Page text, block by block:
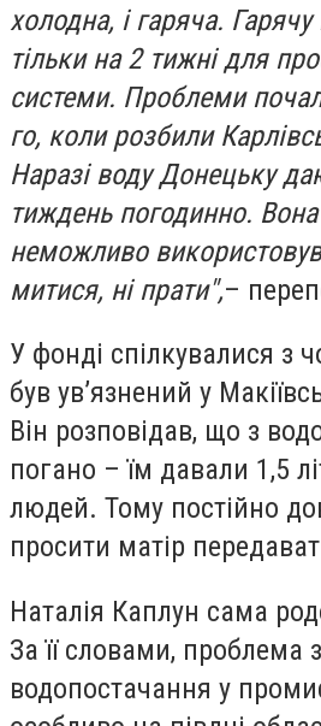
холодна, і гаряча.
тільки на 2 тижні для
системи. Проблеми
го, коли розбили
Наразі воду Донецьку
тиждень погодинно. Вона
неможливо
митися, ні прати",–
У фонді спілкувалися з
був ув’язнений у
Він розповідав, що з
погано – їм давали 1,5
людей. Тому постійно
просити матір
Наталія Каплун сама
За її словами, проблема з
водопостачання у